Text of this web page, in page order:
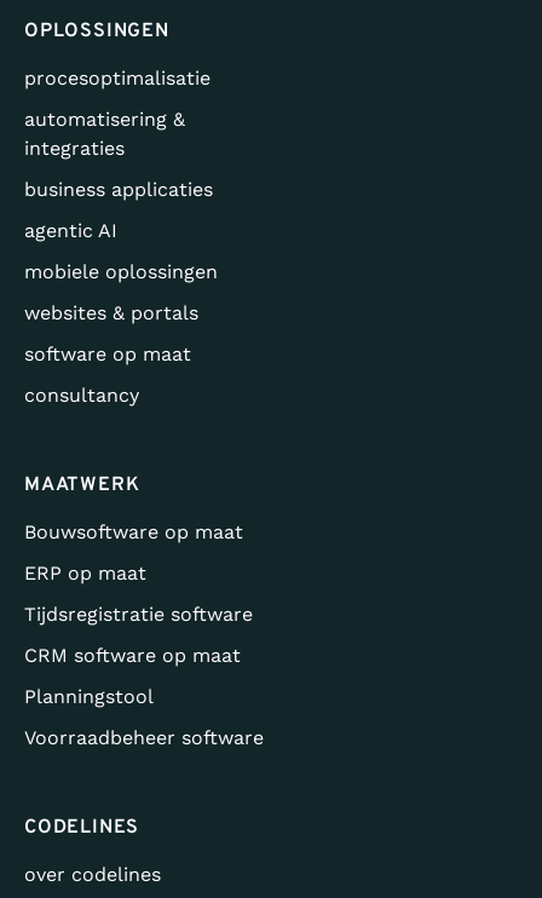
OPLOSSINGEN
procesoptimalisatie
automatisering &
integraties
business applicaties
agentic AI
mobiele oplossingen
websites & portals
software op maat
consultancy
MAATWERK
Bouwsoftware op maat
ERP op maat
Tijdsregistratie software
CRM software op maat
Planningstool
Voorraadbeheer software
CODELINES
over codelines